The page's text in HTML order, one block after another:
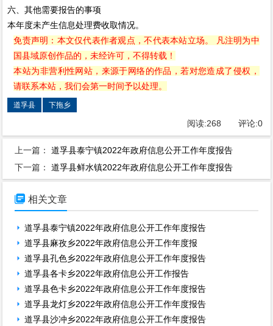
六、其他需要报告的事项
本年度未产生信息处理费收取情况。
免责声明：本文仅代表作者观点，不代表本站立场。 凡注明为中
国县域原创作品的，未经许可，不得转载！
本站为非营利性网站，来源于网络的作品，若对您造成了侵权，
请联系本站，我们会第一时间予以处理。
道孚县 下拖乡
阅读:268 评论:0
上一篇：道孚县泰宁镇2022年政府信息公开工作年度报告
下一篇：道孚县鲜水镇2022年政府信息公开工作年度报告
 相关文章
道孚县泰宁镇2022年政府信息公开工作年度报告
道孚县麻孜乡2022年政府信息公开工作年度报
道孚县孔色乡2022年政府信息公开工作年度报告
道孚县各卡乡2022年政府信息公开工作报告
道孚县色卡乡2022年政府信息公开工作年度报告
道孚县龙灯乡2022年政府信息公开工作年度报告
道孚县沙冲乡2022年政府信息公开工作年度报告